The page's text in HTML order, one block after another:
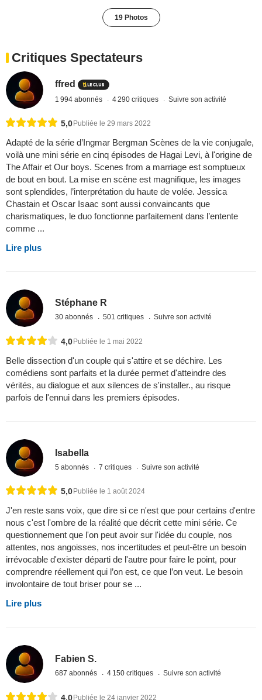
19 Photos
Critiques Spectateurs
ffred
1 994 abonnés 4 290 critiques Suivre son activité
5,0Publiée le 29 mars 2022
Adapté de la série d’Ingmar Bergman Scènes de la vie conjugale,
voilà une mini série en cinq épisodes de Hagai Levi, à l'origine de
The Affair et Our boys. Scenes from a marriage est somptueux
de bout en bout. La mise en scène est magnifique, les images
sont splendides, l’interprétation du haute de volée. Jessica
Chastain et Oscar Isaac sont aussi convaincants que
charismatiques, le duo fonctionne parfaitement dans l’entente
comme ...
Lire plus
Stéphane R
30 abonnés 501 critiques Suivre son activité
4,0 Publiée le 1 mai 2022
Belle dissection d'un couple qui s'attire et se déchire. Les
comédiens sont parfaits et la durée permet d'atteindre des
vérités, au dialogue et aux silences de s'installer., au risque
parfois de l'ennui dans les premiers épisodes.
Isabella
5 abonnés 7 critiques Suivre son activité
5,0 Publiée le 1 août 2024
J'en reste sans voix, que dire si ce n'est que pour certains d'entre
nous c'est l'ombre de la réalité que décrit cette mini série. Ce
questionnement que l'on peut avoir sur l'idée du couple, nos
attentes, nos angoisses, nos incertitudes et peut-être un besoin
irrévocable d'exister départi de l'autre pour faire le point, pour
comprendre réellement qui l’on est, ce que l’on veut. Le besoin
involontaire de tout briser pour se ...
Lire plus
Fabien S.
687 abonnés 4 150 critiques Suivre son activité
4,0Publiée le 24 janvier 2022